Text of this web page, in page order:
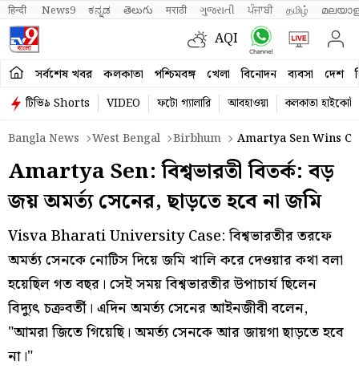
हिन्दी News9 ಕನ್ನಡ తెలుగు मराठी ગુજરાતી ਪੰਜਾਬੀ தமிழ்
AQI
সর্বশেষ খবর কলকাতা পশ্চিমবঙ্গ খেলা বিনোদন ব্যবসা দেশ
টিভি৯ Shorts VIDEO ফটো গ্যালারি আবহাওয়া
কলকাতা হাইকোর্ট
Bangla News
West Bengal Birbhum Amartya Sen Wins
Amartya Sen: বিশ্বভারতী বিতর্ক: বড়
জয় অমর্ত্য সেনের, ছাড়তে হবে না জমি
Visva Bharati University Case: বিশ্বভারতীর তরফে
অমর্ত্য সেনকে নোটিস দিয়ে জমি খালি করে দেওয়ার কথা বলা
হয়েছিল গত বছর। সেই সময় বিশ্বভারতীর উপাচার্য ছিলেন
বিদ্যুৎ চক্রবর্তী। এদিন অমর্ত্য সেনের আইনজীবী বলেন,
"আমরা জিতে গিয়েছি। অমর্ত্য সেনকে আর জায়গা ছাড়তে হবে
না।"